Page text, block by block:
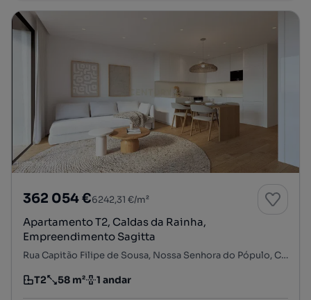
362 054 €6242,31 €/m²
Apartamento T2, Caldas da Rainha,
Empreendimento Sagitta
Rua Capitão Filipe de Sousa, Nossa Senhora do Pópulo, Coto e São Gregório, Caldas da Rainha, Leiria
Tipologia
T2
Preço por metro quadrado
58 m²
Andar 1 andar